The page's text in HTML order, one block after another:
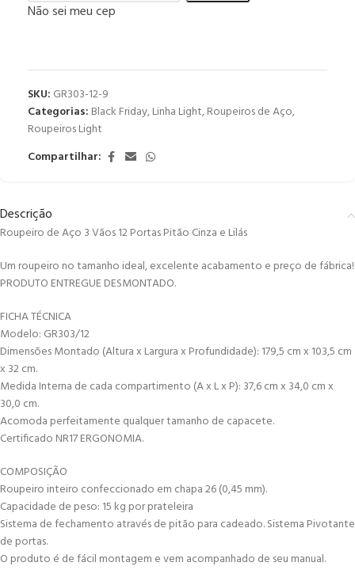
Não sei meu cep
SKU: GR303-12-9
Categorias: Black Friday,Linha Light,Roupeiros de Aço,
Roupeiros Light
Compartilhar:
Descrição
Roupeiro de Aço 3 Vãos 12 Portas Pitão Cinza e Lilás
Um roupeiro no tamanho ideal, excelente acabamento e preço de fábrica!
PRODUTO ENTREGUE DESMONTADO.
FICHA TÉCNICA
Modelo: GR303/12
Dimensões Montado (Altura x Largura x Profundidade): 179,5 cm x 103,5 cm
x 32 cm.
Medida Interna de cada compartimento (A x L x P): 37,6 cm x 34,0 cm x
30,0 cm.
Acomoda perfeitamente qualquer tamanho de capacete.
Certificado NR17 ERGONOMIA.
COMPOSIÇÃO
Roupeiro inteiro confeccionado em chapa 26 (0,45 mm).
Capacidade de peso: 15 kg por prateleira
Sistema de fechamento através de pitão para cadeado. Sistema Pivotante
de portas.
O produto é de fácil montagem e vem acompanhado de seu manual.